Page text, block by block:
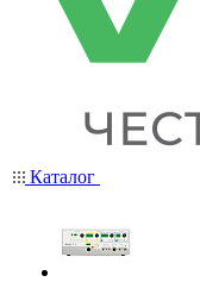
Каталог